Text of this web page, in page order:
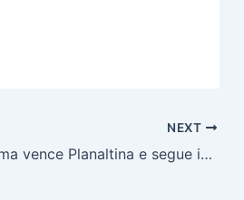
NEXT
Gama vence Planaltina e segue invicto